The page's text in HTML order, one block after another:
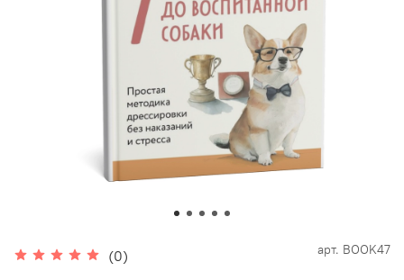
(0) арт. BOOK47